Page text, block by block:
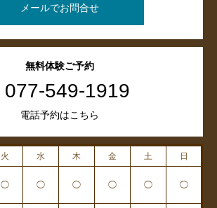
メールでお問合せ
無料体験ご予約
077-549-1919
電話予約はこちら
火 水 木 金 土 日
◯ ◯ ◯ ◯ ◯ ◯